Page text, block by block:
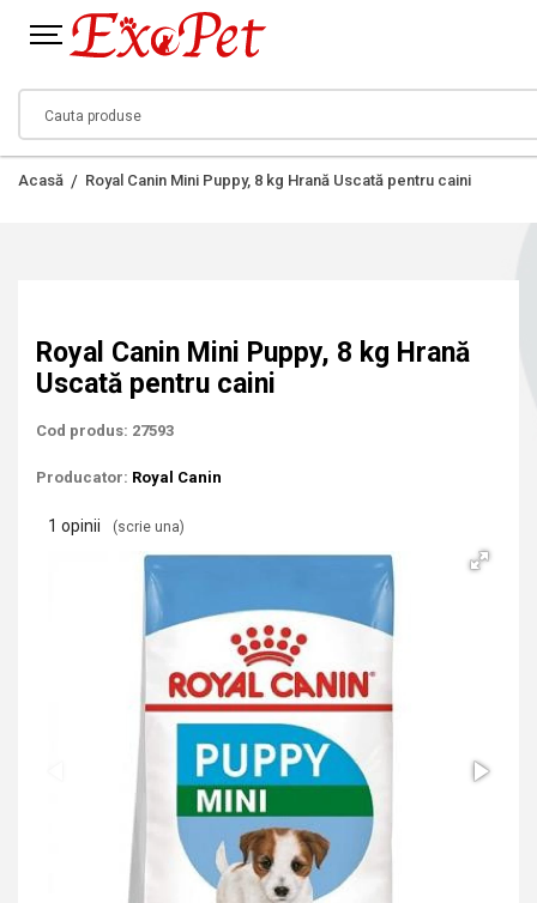
Acasă Royal Canin Mini Puppy, 8 kg Hrană Uscată pentru caini
Royal Canin Mini Puppy, 8 kg Hrană
Uscată pentru caini
Cod produs: 27593
Producator: Royal Canin
1 opinii (scrie una)